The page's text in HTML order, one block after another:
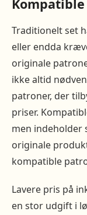
Traditionelt set
eller endda
originale
ikke altid
patroner, der
priser.
men indeholder
originale
kompatible
Lavere pris på
en stor udgift i